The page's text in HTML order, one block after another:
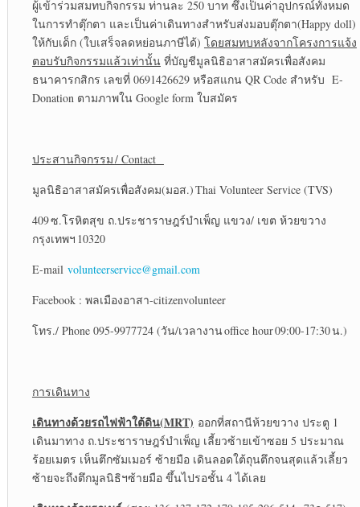
ผู้เข้าร่วมสมทบกิจกรรม ท่านละ 250 บาท ซึ่งเป็นค่าอุปกรณ์ทั้งหมด
ในการทำตุ๊กตา และเป็นค่าเดินทางสำหรับส่งมอบตุ๊กตา(Happy doll)
ให้กับเด็ก (ใบเสร็จลดหย่อนภาษีได้) โดยสมทบหลังจากโครงการแจ้ง
ตอบรับกิจกรรมแล้วเท่านั้นที่บัญชีมูลนิธิอาสาสมัครเพื่อสังคม
ธนาคารกสิกร เลขที่ 0691426629 หรือสแกน QR Code สำหรับ E-
Donation ตามภาพใน Google form ใบสมัคร
ประสานกิจกรรม/ Contact
มูลนิธิอาสาสมัครเพื่อสังคม(มอส.) Thai Volunteer Service (TVS)
409 ซ.โรหิตสุข ถ.ประชาราษฎร์บำเพ็ญ แขวง/ เขต ห้วยขวาง
กรุงเทพฯ 10320
E-mail volunteerservice@gmail.com
Facebook : พลเมืองอาสา-citizenvolunteer
โทร./ Phone 095-9977724 (วัน/เวลางาน office hour 09:00-17:30 น.)
การเดินทาง
เดินทางด้วยรถไฟฟ้าใต้ดิน(MRT) ออกที่สถานีห้วยขวาง ประตู 1
เดินมาทาง ถ.ประชาราษฎร์บำเพ็ญ เลี้ยวซ้ายเข้าซอย 5 ประมาณ
ร้อยเมตร เห็นตึกซัมเมอร์ ซ้ายมือ เดินลอดใต้ถุนตึกจนสุดแล้วเลี้ยว
ซ้ายจะถึงตึกมูลนิธิฯซ้ายมือ ขึ้นไปรอชั้น 4 ได้เลย